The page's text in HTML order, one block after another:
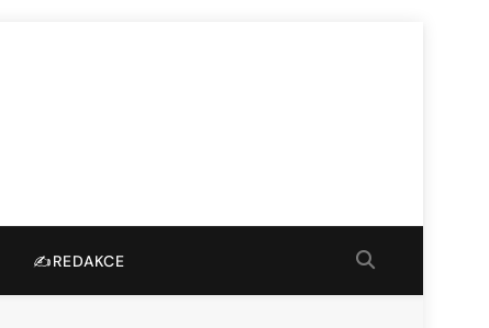
✍️REDAKCE